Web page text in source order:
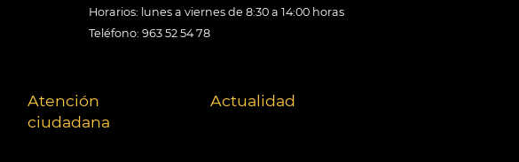
Horarios: lunes a viernes de 8:30 a 14:00 horas
Teléfono: 963 52 54 78
Atención
ciudadana
Actualidad